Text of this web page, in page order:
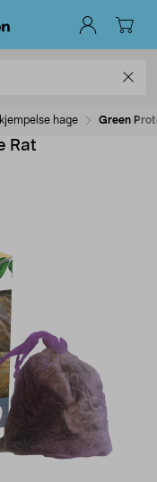
hage Green
Rat